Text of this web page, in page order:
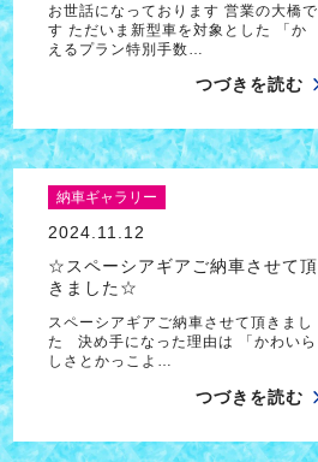
お世話になっております 営業の大橋で
す ただいま新型車を対象とした 「か
えるプラン特別手数…
つづきを読む
納車ギャラリー
2024.11.12
☆スペーシアギアご納車させて頂
きました☆
スペーシアギアご納車させて頂きまし
た 決め手になった理由は 「かわいら
しさとかっこよ…
つづきを読む